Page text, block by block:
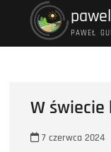
PAWEŁ
W
7 czerwca 2024